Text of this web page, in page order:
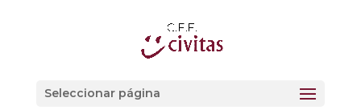
Seleccionar página